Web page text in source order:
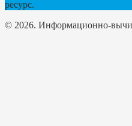
ресурс.
© 2026. Информационно-